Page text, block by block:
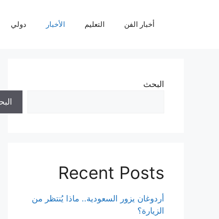
أخبار الفن التعليم الأخبار دولي
البحث
Recent Posts
أردوغان يزور السعودية.. ماذا يُنتظر من
الزيارة؟